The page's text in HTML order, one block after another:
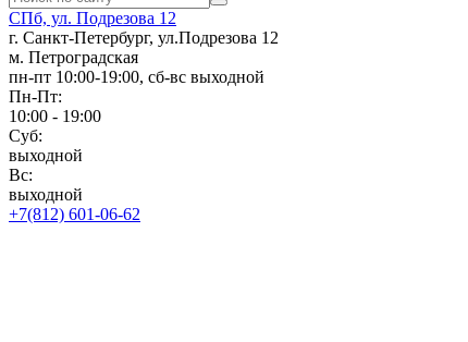
СПб, ул. Подрезова 12
г. Санкт-Петербург, ул.Подрезова 12
м. Петроградская
пн-пт 10:00-19:00, сб-вс выходной
Пн-Пт:
10:00 - 19:00
Суб:
выходной
Вс:
выходной
+7(812) 601-06-62